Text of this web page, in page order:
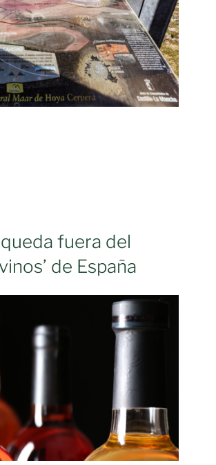
fuera del
de España